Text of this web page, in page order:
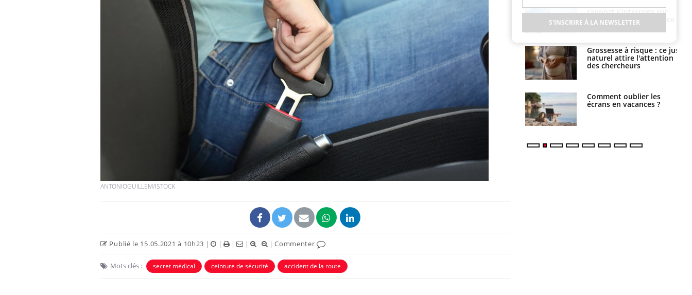
ANTONIOGUILLEM/ISTOCK
Publié le 15.05.2021 à 10h23 | | | | |Commenter
Mots clés : secret médical ceinture de sécurité accident de la route
exercices physiques ?
Comment éviter une otite
pendant les vacances ?
détecté chez un touriste
en France
rapport s’interroge sur
son taux élevé en France
Grossesse à risque : ce jus
naturel attire l'attention
des chercheurs
Comment oublier les
écrans en vacances ?
S'INSCRIRE À LA NEWSLETTER